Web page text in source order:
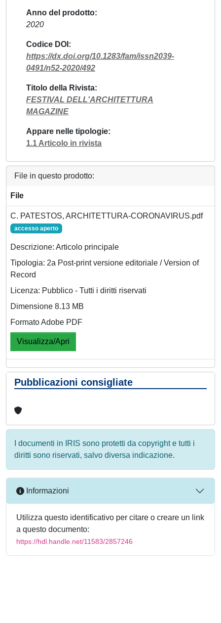
Anno del prodotto
2020
Codice DOI
https://dx.doi.org/10.1283/fam/issn2039-
0491/n52-2020/492
Titolo della Rivista
FESTIVAL DELL'ARCHITETTURA
MAGAZINE
Appare nelle tipologie
1.1 Articolo in rivista
File in questo prodotto:
File
C. PATESTOS, ARCHITETTURA-CORONAVIRUS.pdf
accesso aperto
Descrizione: Articolo principale
Tipologia: 2a Post-print versione editoriale / Version of
Record
Licenza: Pubblico - Tutti i diritti riservati
Dimensione 8.13 MB
Formato Adobe PDF
Visualizza/Apri
Pubblicazioni consigliate
I documenti in IRIS sono protetti da copyright e tutti i
diritti sono riservati, salvo diversa indicazione.
Informazioni
Utilizza questo identificativo per citare o creare un link
a questo documento:
https://hdl.handle.net/11583/2857246